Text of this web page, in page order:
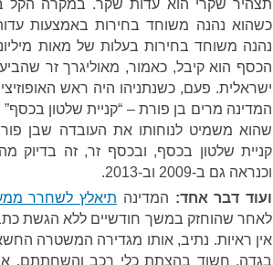
כשהוא נהנה משוחד בחירות באמצעות
נהנה משוחד בחירות בעלות של מאות
הכסף הוא קיבל, כאמור, מאוליגרך זר
ישראלית. פעם, כשנתניהו היה ראש
המדינה מרים בן פורת – “קניית שלטון
שהוא משמיט לנוחותו את העובדה שבן
וכנראה גם ב-2009 וב-2013.
ועוד דבר אחד: המדינה תיאלץ לשחרר
לאחר שהוחזק במשך חודשיים ללא הגשת
אין ראיות. נתיב, אותו מגדירה המשטרה
בגדה, חשוד בהצתת כלי רכב והשחתתם.